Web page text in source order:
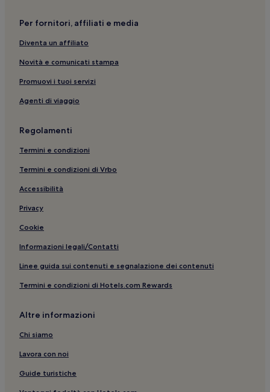
Santorini: B&B
Pyrgos: hotel
Messaria: Hotel per famiglie
Santorini: Hotel con parcheggio
Santorini: hotel
Santorini: hotel a 5 stelle
Kamari: Hotel sulla spiaggia
Santorini: Hotel con sorgente termale
Perissa: hotel a 4 stelle
Perissa: Hotel per famiglie
Santorini: Guest house
Perissa: Resort e hotel con spa
Pyrgos: Hotel di lusso
Perissa: Hotel con cucina
Santorini: hotel a 3 stelle
Kamari: Hotel per famiglie
Kamari: Resort e hotel con spa
Pyrgos: hotel a 5 stelle
Santorini: Hotel con animali ammessi
Per fornitori, affiliati e media
Diventa un affiliato
Novità e comunicati stampa
Promuovi i tuoi servizi
Agenti di viaggio
Regolamenti
Termini e condizioni
Termini e condizioni di Vrbo
Accessibilità
Privacy
Cookie
Informazioni legali/Contatti
Linee guida sui contenuti e segnalazione dei contenuti
Termini e condizioni di Hotels.com Rewards
Altre informazioni
Chi siamo
Lavora con noi
Guide turistiche